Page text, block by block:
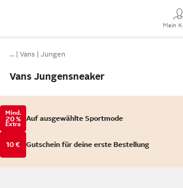
Mein
… Vans Jungen
Vans Jungensneaker
Mind.
20 %
Extra
Auf ausgewählte Sportmode
10 € Gutschein für deine erste Bestellung